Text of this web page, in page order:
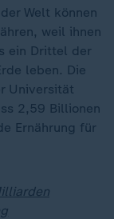
Welt können
weil ihnen
ein Drittel der
leben. Die
Universität
2,59 Billionen
Ernährung für